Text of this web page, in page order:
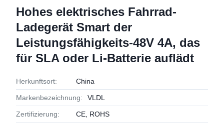
Hohes elektrisches Fahrrad-
Ladegerät Smart der
Leistungsfähigkeits-48V 4A, das
für SLA oder Li-Batterie auflädt
Herkunftsort: China
Markenbezeichnung: VLDL
Zertifizierung: CE, ROHS